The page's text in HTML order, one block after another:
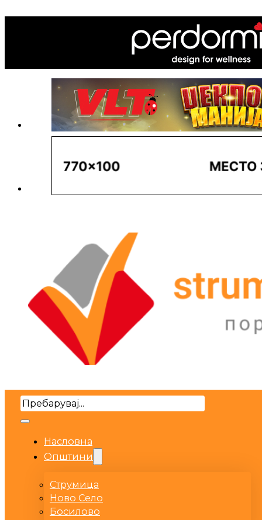
Search
Насловна
Општини
Струмица
Ново Село
Босилово